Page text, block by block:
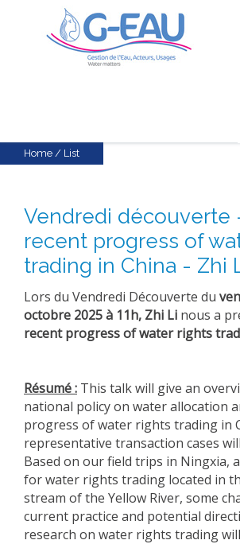
NEWS
FLOW CHART
STAFF
SCIENTIFIC FIELDS
TEAMS
RECRUITMENT
GEOGRAPHIC LOCATIONS
CURRENT PROJECTS
COMPLETED PROJECTS
UMR NETWORKS
REGULAR SEMINARS
TRAINING COURSES
Home / List
Vendredi découverte
recent progress of
trading in China - Zhi
Lors du Vendredi Découverte du
octobre 2025 à 11h, Zhi Li nous a
recent progress of water rights
Résumé : This talk will give an
national policy on water allocation
progress of water rights trading in
representative transaction cases
Based on our field trips in Ningxia,
for water rights trading located in
stream of the Yellow River, some
current practice and potential
research on water rights trading